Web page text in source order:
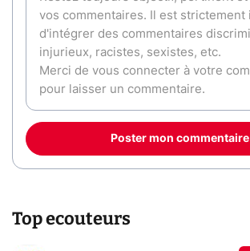
Poster mon commentaire
Top ecouteurs